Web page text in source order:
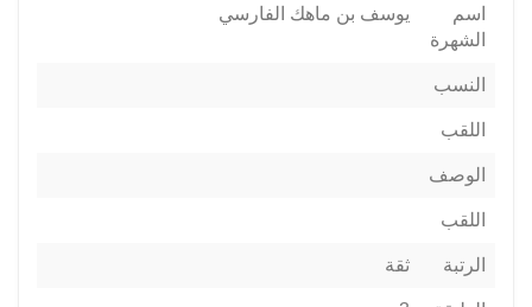
اسم
الشهرة
يوسف بن ماهك الفارسي
النسب
اللقب
الوصف
اللقب
الرتبة ثقة